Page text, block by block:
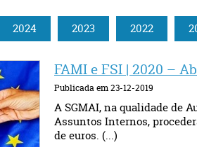
2024 2023 2022
FAMI e FSI | 2020 –
Publicada em 23-12-2019
A SGMAI, na qualidade de
Assuntos Internos,
de euros. (...)